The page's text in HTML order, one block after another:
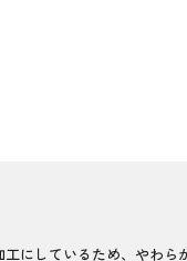
にしているため、やわら